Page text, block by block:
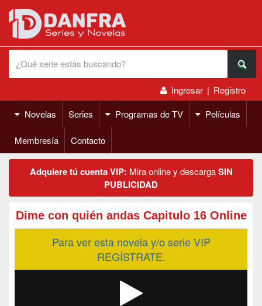
Ingresar | Registro
Novelas
Series Programas de TV Películas
Membresía Contacto
Adquiere tú cuenta VIP: Mira online y descargaSIN
PUBLICIDAD
Dime con quién andas Capitulo 16 Online
Para ver esta novela y/o serie VIP
REGÍSTRATE.